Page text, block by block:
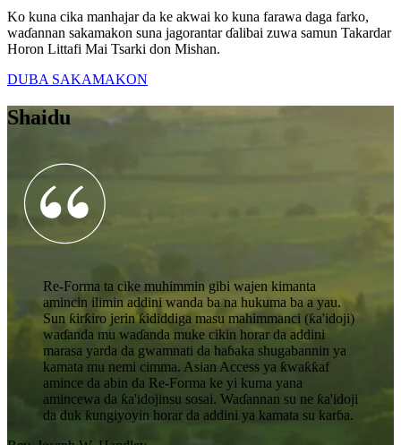
Ko kuna cika manhajar da ke akwai ko kuna farawa daga farko,
waɗannan sakamakon suna jagorantar ɗalibai zuwa samun Takardar
Horon Littafi Mai Tsarki don Mishan.
DUBA SAKAMAKON
Shaidu
Re-Forma ta cike muhimmin gibi wajen kimanta
amincin ilimin addini wanda ba na hukuma ba a yau.
Sun ƙirƙiro jerin ƙididdiga masu mahimmanci (ƙa'idoji)
waɗanda mu waɗanda muke cikin horar da addini
marasa yarda da gwamnati da haɓaka shugabannin ya
kamata mu nemi cimma. Asian Access ya ƙwaƙƙaf
amince da abin da Re-Forma ke yi kuma yana
amincewa da ƙa'idojinsu sosai. Waɗannan su ne ƙa'idoji
da duk ƙungiyoyin horar da addini ya kamata su karɓa.